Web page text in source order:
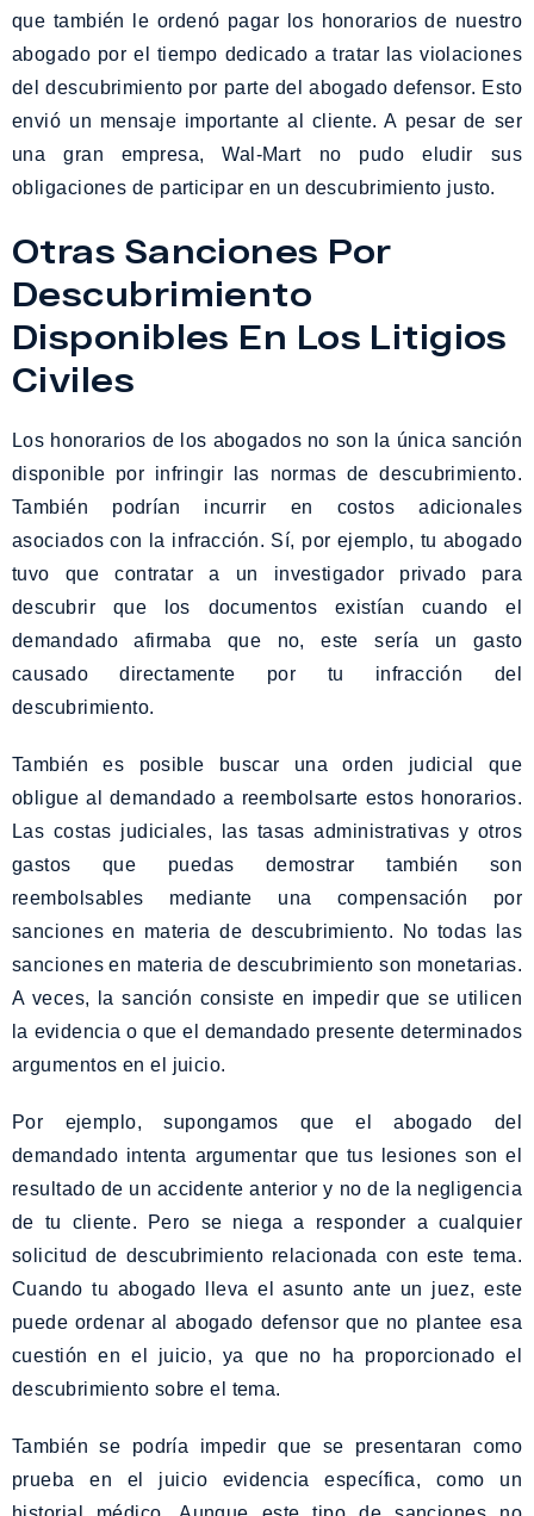
que también le ordenó pagar los honorarios de nuestro
abogado por el tiempo dedicado a tratar las violaciones
del descubrimiento por parte del abogado defensor. Esto
envió un mensaje importante al cliente. A pesar de ser
una gran empresa, Wal-Mart no pudo eludir sus
obligaciones de participar en un descubrimiento justo.
Otras Sanciones Por
Descubrimiento
Disponibles En Los Litigios
Civiles
Los honorarios de los abogados no son la única sanción
disponible por infringir las normas de descubrimiento.
También podrían incurrir en costos adicionales
asociados con la infracción. Sí, por ejemplo, tu abogado
tuvo que contratar a un investigador privado para
descubrir que los documentos existían cuando el
demandado afirmaba que no, este sería un gasto
causado directamente por tu infracción del
descubrimiento.
También es posible buscar una orden judicial que
obligue al demandado a reembolsarte estos honorarios.
Las costas judiciales, las tasas administrativas y otros
gastos que puedas demostrar también son
reembolsables mediante una compensación por
sanciones en materia de descubrimiento. No todas las
sanciones en materia de descubrimiento son monetarias.
A veces, la sanción consiste en impedir que se utilicen
la evidencia o que el demandado presente determinados
argumentos en el juicio.
Por ejemplo, supongamos que el abogado del
demandado intenta argumentar que tus lesiones son el
resultado de un accidente anterior y no de la negligencia
de tu cliente. Pero se niega a responder a cualquier
solicitud de descubrimiento relacionada con este tema.
Cuando tu abogado lleva el asunto ante un juez, este
puede ordenar al abogado defensor que no plantee esa
cuestión en el juicio, ya que no ha proporcionado el
descubrimiento sobre el tema.
También se podría impedir que se presentaran como
prueba en el juicio evidencia específica, como un